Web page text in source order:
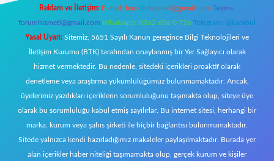
Reklam ve İletişim: E-mail: backlinkpaneli@gmail.com Teams:
forumhizmeti@gmail.com Whatsapp: 0262 606 0 726 Telegram: @karabul
Yasal Uyarı: Sitemiz, 5651 Sayılı Kanun gereğince Bilgi Teknolojileri ve
İletişim Kurumu (BTK) tarafından onaylanmış bir Yer Sağlayıcı olarak
hizmet vermektedir. Bu nedenle, sitedeki içerikleri proaktif olarak
denetleme veya araştırma yükümlülüğümüz bulunmamaktadır. Ancak,
üyelerimiz yazdıkları içeriklerin sorumluluğunu taşımakta olup, siteye üye
olarak bu sorumluluğu kabul etmiş sayılırlar. Bu internet sitesi, herhangi bir
marka, kurum veya şahıs şirketi ile hiçbir bağlantısı bulunmamaktadır.
Sitede yalnızca kendi hazırladığımız makaleler paylaşılmaktadır. Burada yer
alan içerikler haber niteliği taşımamakta olup, gerçek kurum ve kişiler